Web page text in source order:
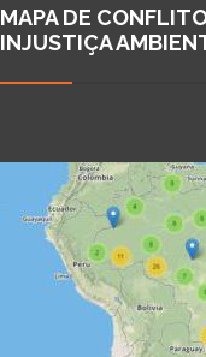
MAPA DE
INJUSTIÇA